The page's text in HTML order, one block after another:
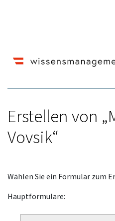
Erstellen von
Vovsik“
Wechseln zu:Navigation, Suche
Wählen Sie ein Formular zum
Hauptformulare: